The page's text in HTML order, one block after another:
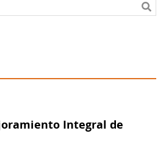
Integral de